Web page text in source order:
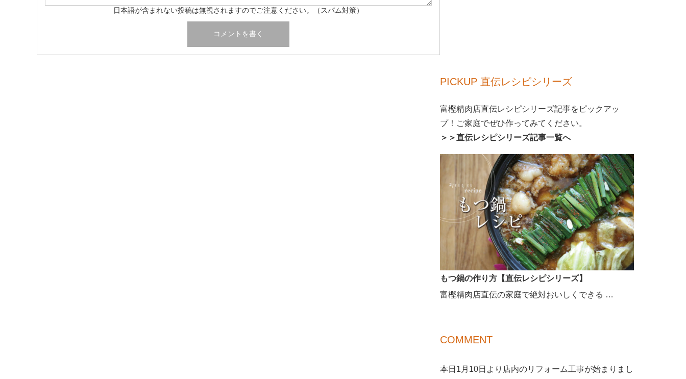
日本語が含まれない投稿は無視されますのでご注意ください。（スパム対策）
PICKUP 直伝レシピシリーズ
富樫精肉店直伝レシピシリーズ記事をピックアッ
プ！ご家庭でぜひ作ってみてください。
＞＞直伝レシピシリーズ記事一覧へ
もつ鍋の作り方【直伝レシピシリーズ】
富樫精肉店直伝の家庭で絶対おいしくできる …
COMMENT
本日1月10日より店内のリフォーム工事が始まりまし